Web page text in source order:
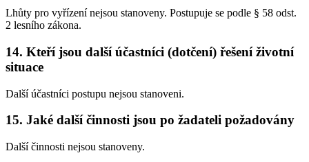
Lhůty pro vyřízení nejsou stanoveny. Postupuje se podle § 58 odst.
2 lesního zákona.
14. Kteří jsou další účastníci (dotčení) řešení životní
situace
Další účastníci postupu nejsou stanoveni.
15. Jaké další činnosti jsou po žadateli požadovány
Další činnosti nejsou stanoveny.